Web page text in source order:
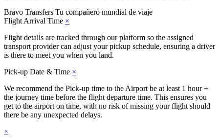
Bravo Transfers Tu compañero mundial de viaje
Flight Arrival Time ×
Flight details are tracked through our platform so the assigned
transport provider can adjust your pickup schedule, ensuring a driver
is there to meet you when you land.
Pick-up Date & Time ×
We recommend the Pick-up time to the Airport be at least 1 hour +
the journey time before the flight departure time. This ensures you
get to the airport on time, with no risk of missing your flight should
there be any unexpected delays.
×